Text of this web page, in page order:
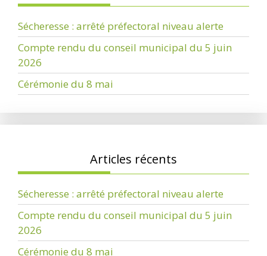
Sécheresse : arrêté préfectoral niveau alerte
Compte rendu du conseil municipal du 5 juin
2026
Cérémonie du 8 mai
Articles récents
Sécheresse : arrêté préfectoral niveau alerte
Compte rendu du conseil municipal du 5 juin
2026
Cérémonie du 8 mai